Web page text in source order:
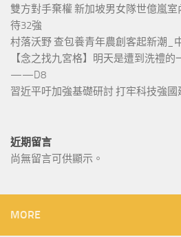
雙方對手棄權 新加坡男女隊世億嵐
待32強
村落沃野 查包養青年農創客起新潮_
【念之找九宮格】明天是遭到洗禮
——D8
習近平吁加強基礎研討 打牢科技強
近期留言
尚無留言可供顯示。
MORE